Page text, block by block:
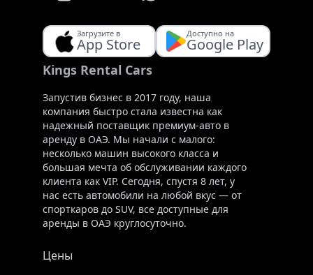
Загрузите в
App Store
Доступно на
Google Play
Kings Rental Cars
Запустив бизнес в 2017 году, наша
компания быстро стала известна как
надежный поставщик премиум-авто в
аренду в ОАЭ. Мы начали с малого:
несколько машин высокого класса и
большая мечта об обслуживании каждого
клиента как VIP. Сегодня, спустя 8 лет, у
нас есть автомобили на любой вкус — от
спорткаров до SUV, все доступные для
аренды в ОАЭ круглосуточно.
Цены